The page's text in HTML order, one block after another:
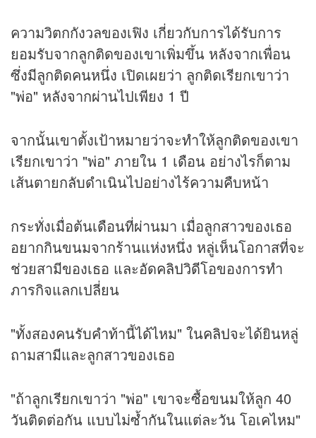
ความวิตกกังวลของเฟิง เกี่ยวกับการได้รับการ
ยอมรับจากลูกติดของเขาเพิ่มขึ้น หลังจากเพื่อน
ซึ่งมีลูกติดคนหนึ่ง เปิดเผยว่า ลูกติดเรียกเขาว่า
"พ่อ" หลังจากผ่านไปเพียง 1 ปี
จากนั้นเขาตั้งเป้าหมายว่าจะทำให้ลูกติดของเขา
เรียกเขาว่า "พ่อ" ภายใน 1 เดือน อย่างไรก็ตาม
เส้นตายกลับดำเนินไปอย่างไร้ความคืบหน้า
กระทั่งเมื่อต้นเดือนที่ผ่านมา เมื่อลูกสาวของเธอ
อยากกินขนมจากร้านแห่งหนึ่ง หลู่เห็นโอกาสที่จะ
ช่วยสามีของเธอ และอัดคลิปวิดีโอของการทำ
ภารกิจแลกเปลี่ยน
"ทั้งสองคนรับคำท้านี้ได้ไหม" ในคลิปจะได้ยินหลู่
ถามสามีและลูกสาวของเธอ
"ถ้าลูกเรียกเขาว่า "พ่อ" เขาจะซื้อขนมให้ลูก 40
วันติดต่อกัน แบบไม่ซ้ำกันในแต่ละวัน โอเคไหม"